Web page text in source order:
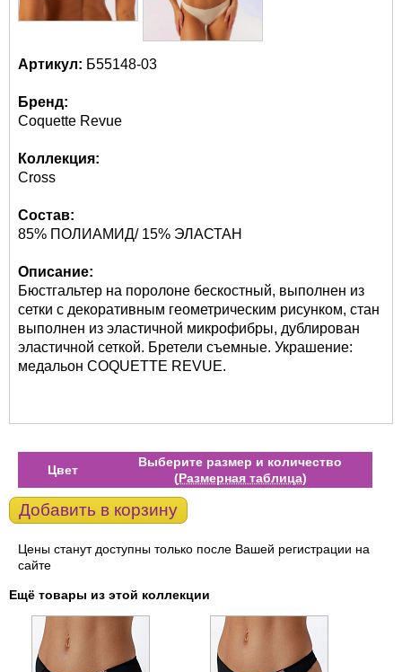
Артикул: Б55148-03
Бренд:
Coquette Revue
Коллекция:
Cross
Состав:
85% ПОЛИАМИД/ 15% ЭЛАСТАН
Описание:
Бюстгальтер на поролоне бескостный, выполнен из
сетки с декоративным геометрическим рисунком, стан
выполнен из эластичной микрофибры, дублирован
эластичной сеткой. Бретели съемные. Украшение:
медальон COQUETTE REVUE.
Цвет
Выберите размер и количество
(Размерная таблица)
Добавить в корзину
Цены станут доступны только после Вашей регистрации на
сайте
Ещё товары из этой коллекции